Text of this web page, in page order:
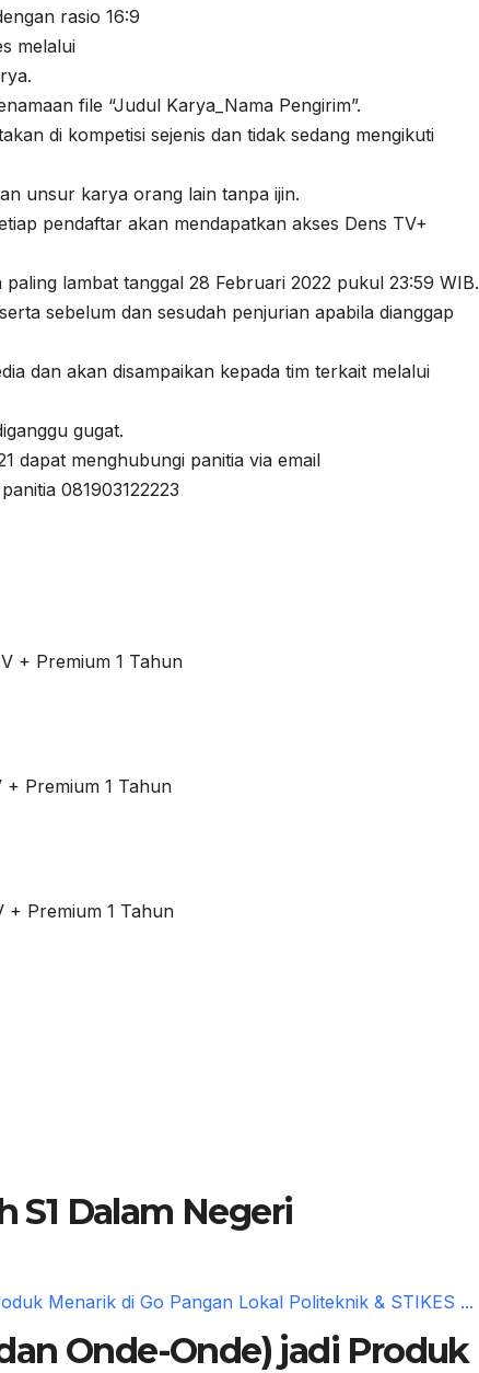
rasio 16:9
melalui
file “Judul Karya_Nama Pengirim”.
di kompetisi sejenis dan tidak sedang mengikuti
unsur karya orang lain tanpa ijin.
pendaftar akan mendapatkan akses Dens TV+
lambat tanggal 28 Februari 2022 pukul 23:59 WIB.
sebelum dan sesudah penjurian apabila dianggap
dan akan disampaikan kepada tim terkait melalui
gugat.
dapat menghubungi panitia via email
081903122223
+ Premium 1 Tahun
+ Premium 1 Tahun
+ Premium 1 Tahun
S1 Dalam Negeri
Onde-Onde) jadi Produk